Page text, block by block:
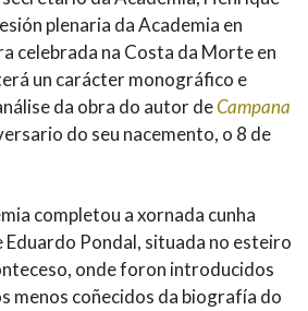
plenaria da Academia en
celebrada na Costa da Morte en
un carácter monográfico e
da obra do autor deCampana
do seu nacemento, o 8 de
completou a xornada cunha
Eduardo Pondal, situada no esteiro
onde foron introducidos
menos coñecidos da biografía do